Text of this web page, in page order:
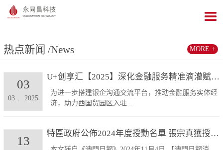
热点新闻 /News
U+创享汇【2025】深化金融服务精准滴灌赋能发展...
为进一步搭建银企沟通交流平台，推动金融服务实体经
济，助力西国贸园区入驻...
03 2025
03
特區政府公佈2024年度授勳名單 張宗真獲授予專業...
13
MORE +